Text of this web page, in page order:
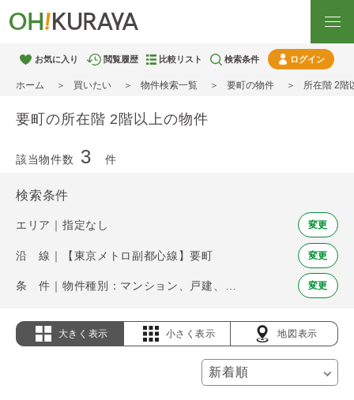
お気に入り 閲覧履歴 比較リスト 検索条件 ログイン
ホーム 買いたい 物件検索一覧 要町の物件 所在階 2階
要町の所在階 2階以上の物件
該当物件数 3 件
検索条件
エリア｜指定なし 変更
沿 線｜【東京メトロ副都心線】要町 変更
変更
大きく表示 小さく表示 地図表示